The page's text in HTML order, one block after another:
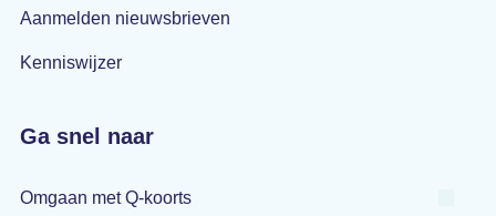
Aanmelden nieuwsbrieven
Kenniswijzer
Ga snel naar
Omgaan met Q-koorts